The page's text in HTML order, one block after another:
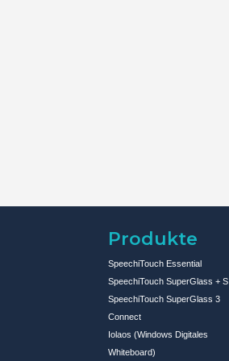
Produkte
SpeechiTouch Essential
SpeechiTouch SuperGlass + S
SpeechiTouch SuperGlass 3
Connect
Iolaos (Windows Digitales
Whiteboard)